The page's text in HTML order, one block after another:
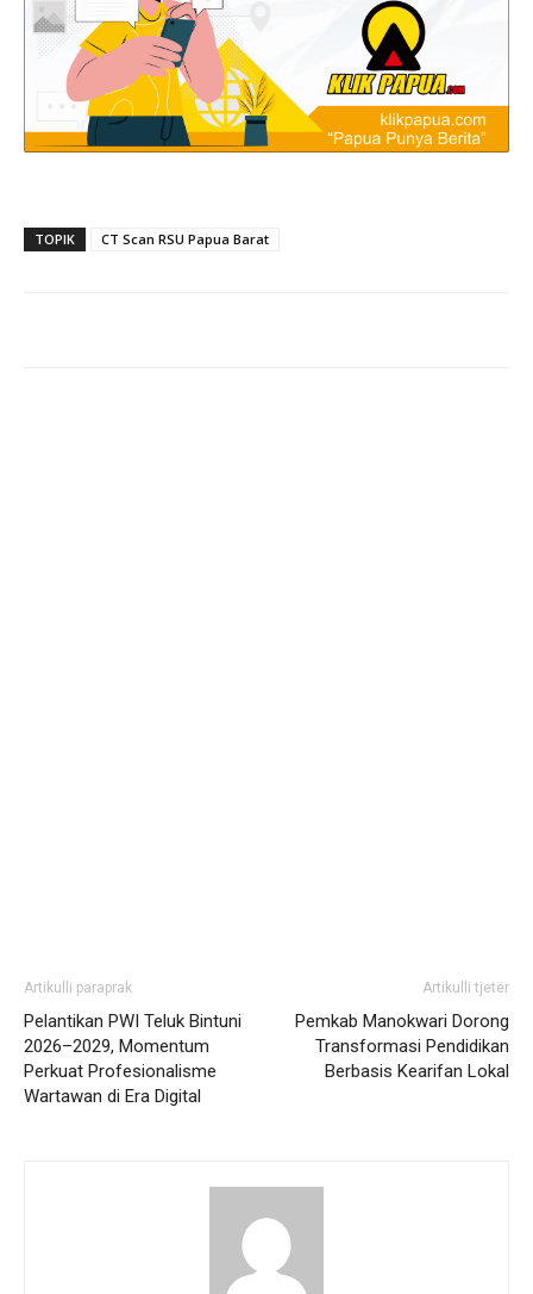
TOPIK CT Scan RSU Papua Barat
Artikulli paraprak
Pelantikan PWI Teluk Bintuni
2026–2029, Momentum
Perkuat Profesionalisme
Wartawan di Era Digital
Artikulli tjetër
Pemkab Manokwari Dorong
Transformasi Pendidikan
Berbasis Kearifan Lokal